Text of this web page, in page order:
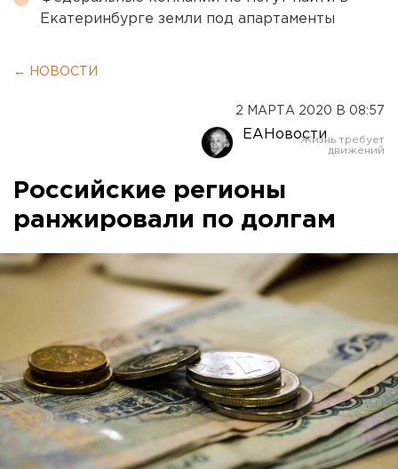
Екатеринбурге земли под апартаменты
← НОВОСТИ
2 МАРТА 2020 В 08:57
ЕАНовости
Российские регионы
ранжировали по долгам